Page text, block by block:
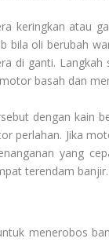
keringkan atau
bila oli berubah
di ganti.
basah dan
dengan kain
perlahan. Jika
yang
terendam banjir.
menerobos